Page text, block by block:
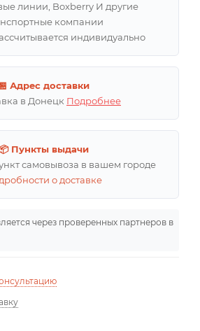
линии, Boxberry И другие
компании
индивидуально
Адрес доставки
в Донецк Подробнее
Пункты выдачи
самовывоза в вашем городе
о доставке
через проверенных партнеров в